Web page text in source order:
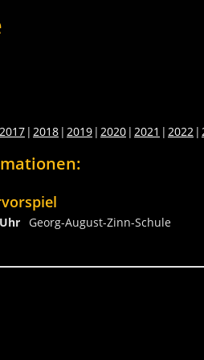
2017 2018 2019 2020 2021 2022
Georg-August-Zinn-Schule